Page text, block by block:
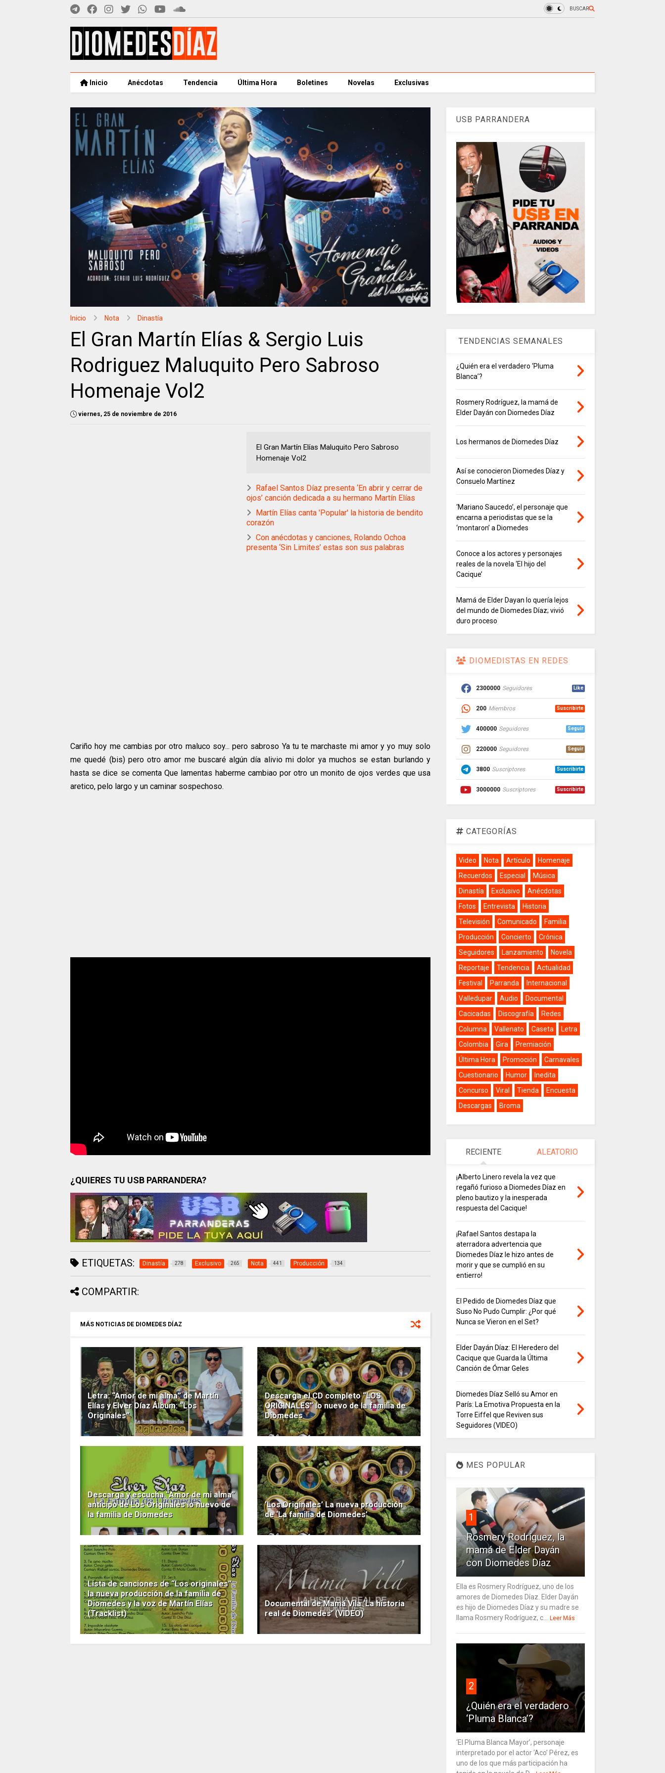
BUSCAR
Inicio Anécdotas Tendencia Última Hora Boletines Novelas Exclusivas
Inicio Nota Dinastía
El Gran Martín Elías & Sergio Luis
Rodriguez Maluquito Pero Sabroso
Homenaje Vol2
viernes, 25 de noviembre de 2016
El Gran Martín Elías Maluquito Pero Sabroso
Homenaje Vol2
Rafael Santos Díaz presenta ‘En abrir y cerrar de
ojos’ canción dedicada a su hermano Martín Elías
Martín Elías canta 'Popular' la historia de bendito
corazón
Con anécdotas y canciones, Rolando Ochoa
presenta ‘Sin Limites’ estas son sus palabras
Cariño hoy me cambias por otro maluco soy... pero sabroso Ya tu te marchaste mi amor y yo muy solo
me quedé (bis) pero otro amor me buscaré algún día alivio mi dolor ya muchos se estan burlando y
hasta se dice se comenta Que lamentas haberme cambiao por otro un monito de ojos verdes que usa
aretico, pelo largo y un caminar sospechoso.
¿QUIERES TU USB PARRANDERA?
ETIQUETAS: Dinastía 278 Exclusivo 265 Nota 441 Producción 134
COMPARTIR:
MÁS NOTICIAS DE DIOMEDES DÍAZ
Letra: “Amor de mi alma” de Martín
Elías y Elver Díaz Álbum: “Los
Originales”
Descarga el CD completo “LOS
ORIGINALES” lo nuevo de la familia de
Diomedes
Descarga y escucha “Amor de mi alma”
anticipo de Los Originales lo nuevo de
la familia de Diomedes
‘Los Originales’ La nueva producción
de ‘La familia de Diomedes’
Lista de canciones de “Los originales”
la nueva producción de la familia de
Diomedes y la voz de Martín Elías
(Tracklist)
Documental de Mamá Vila ‘La historia
real de Diomedes’ (VIDEO)
USB PARRANDERA
TENDENCIAS SEMANALES
¿Quién era el verdadero ‘Pluma
Blanca’?
Rosmery Rodríguez, la mamá de
Elder Dayán con Diomedes Díaz
Los hermanos de Diomedes Díaz
Así se conocieron Diomedes Díaz y
Consuelo Martínez
‘Mariano Saucedo’, el personaje que
encarna a periodistas que se la
‘montaron’ a Diomedes
Conoce a los actores y personajes
reales de la novela ‘El hijo del
Cacique’
Mamá de Elder Dayan lo quería lejos
del mundo de Diomedes Díaz; vivió
duro proceso
DIOMEDISTAS EN REDES
2300000 Seguidores Like
200 Miembros Suscribirte
400000 Seguidores Seguir
220000 Seguidores Seguir
3800 Suscriptores Suscribirte
3000000 Suscriptores Suscribirte
CATEGORÍAS
Video Nota Artículo
Homenaje
Recuerdos
Especial
Música
Dinastía
Exclusivo
Anécdotas
Fotos
Entrevista
Historia
Televisión
Comunicado
Familia
Producción
Concierto
Crónica
Seguidores
Lanzamiento
Novela
Reportaje
Tendencia
Actualidad
Festival
Parranda
Internacional
Valledupar
Audio
Documental
Cacicadas
Discografía
Redes
Columna
Vallenato Caseta
Letra
Colombia
Gira
Premiación
Última Hora
Promoción
Carnavales
Cuestionario
Humor
Inedita
Concurso
Viral Tienda
Encuesta
Descargas
Broma
RECIENTE ALEATORIO
¡Alberto Linero revela la vez que
regañó furioso a Diomedes Díaz en
pleno bautizo y la inesperada
respuesta del Cacique!
¡Rafael Santos destapa la
aterradora advertencia que
Diomedes Díaz le hizo antes de
morir y que se cumplió en su
entierro!
El Pedido de Diomedes Díaz que
Suso No Pudo Cumplir: ¿Por qué
Nunca se Vieron en el Set?
Elder Dayán Díaz: El Heredero del
Cacique que Guarda la Última
Canción de Ómar Geles
Diomedes Díaz Selló su Amor en
París: La Emotiva Propuesta en la
Torre Eiffel que Reviven sus
Seguidores (VIDEO)
MES POPULAR
1
Rosmery Rodríguez, la
mamá de Elder Dayán
con Diomedes Díaz
Ella es Rosmery Rodríguez, uno de los
amores de Diomedes Díaz. Elder Dayán
es hijo de Diomedes Díaz y su madre se
llama Rosmery Rodríguez, c... Leer Más
2
¿Quién era el verdadero
‘Pluma Blanca’?
‘El Pluma Blanca Mayor’, personaje
interpretado por el actor ‘Aco’ Pérez, es
uno de los que más participación ha